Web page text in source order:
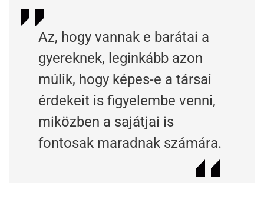
Az, hogy vannak e barátai a
gyereknek, leginkább azon
múlik, hogy képes-e a társai
érdekeit is figyelembe venni,
miközben a sajátjai is
fontosak maradnak számára.